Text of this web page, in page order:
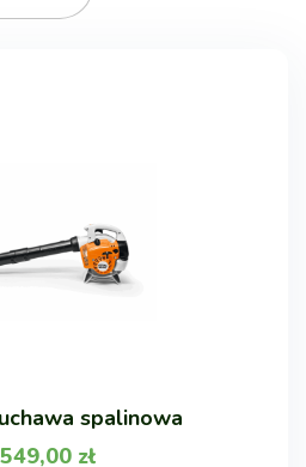
spalinowa
zł